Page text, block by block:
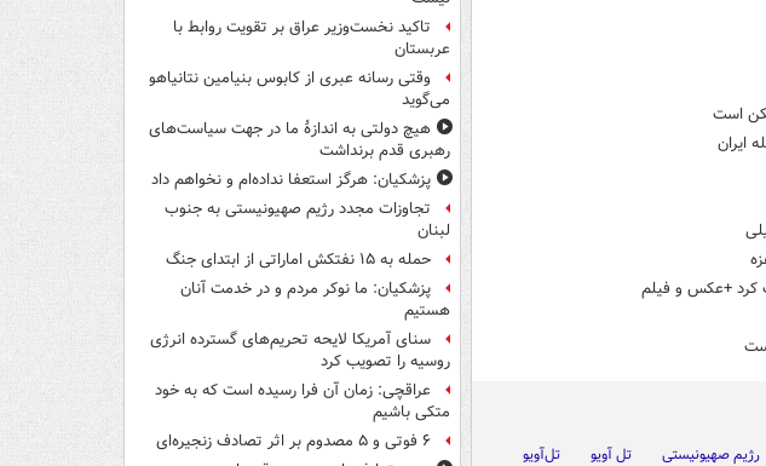
است
ایران
کرد +عکس و فیلم
رژیم صهیونیستی تل آویو
تل‌آویو
تاکید نخست‌وزیر عراق بر تقویت روابط با
عربستان
وقتی رسانه عبری از کابوس بنیامین نتانیاهو
می‌گوید
هیچ دولتی به اندازۀ ما در جهت سیاست‌های
رهبری قدم برنداشت
پزشکیان: هرگز استعفا نداده‌ام و نخواهم داد
تجاوزات مجدد رژیم صهیونیستی به جنوب
لبنان
حمله به ۱۵ نفتکش‌ اماراتی از ابتدای جنگ
پزشکیان: ما نوکر مردم و در خدمت آنان
هستیم
سنای آمریکا لایحه تحریم‌های گسترده انرژی
روسیه را تصویب کرد
عراقچی: زمان آن فرا رسیده است که به خود
متکی باشیم
۶ فوتی و ۵ مصدوم بر اثر تصادف زنجیره‌ای